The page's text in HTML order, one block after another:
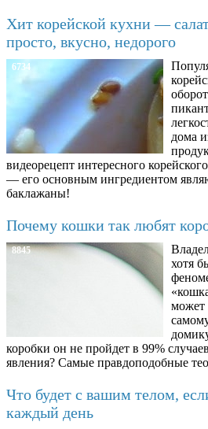
Хит корейской кухни —
просто, вкусно, недорого
6734
дома
видеорецепт интересного
— его основным ингредиентом
баклажаны!
Почему кошки так любят
8845
хотя
может
коробки он не пройдет в 99%
явления? Самые правдоподобные
Что будет с вашим телом,
каждый день